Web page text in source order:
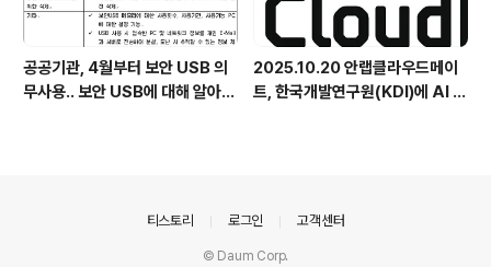
공공기관, 4월부터 보안 USB 의
무사용.. 보안 USB에 대해 알아봅
2025.10.20 안랩클라우드메이
트, 한국개발연구원(KDI)에 AI 어
티스토리 로그인 고객센터
© Daum Corp.